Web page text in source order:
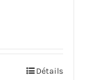
Détails